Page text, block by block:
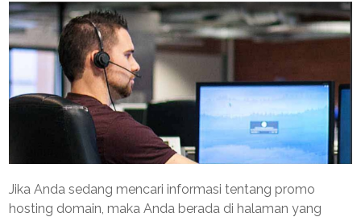
Jika Anda sedang mencari informasi tentang promo
hosting domain, maka Anda berada di halaman yang